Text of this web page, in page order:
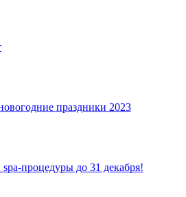
праздники 2023
процедуры до 31 декабря!